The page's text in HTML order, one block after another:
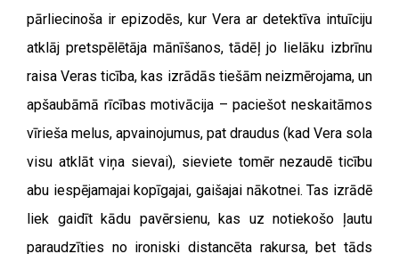
pārliecinoša ir epizodēs, kur Vera ar detektīva intuīciju
atklāj pretspēlētāja mānīšanos, tādēļ jo lielāku izbrīnu
raisa Veras ticība, kas izrādās tiešām neizmērojama, un
apšaubāmā rīcības motivācija – paciešot neskaitāmos
vīrieša melus, apvainojumus, pat draudus (kad Vera sola
visu atklāt viņa sievai), sieviete tomēr nezaudē ticību
abu iespējamajai kopīgajai, gaišajai nākotnei. Tas izrādē
liek gaidīt kādu pavērsienu, kas uz notiekošo ļautu
paraudzīties no ironiski distancēta rakursa, bet tāds